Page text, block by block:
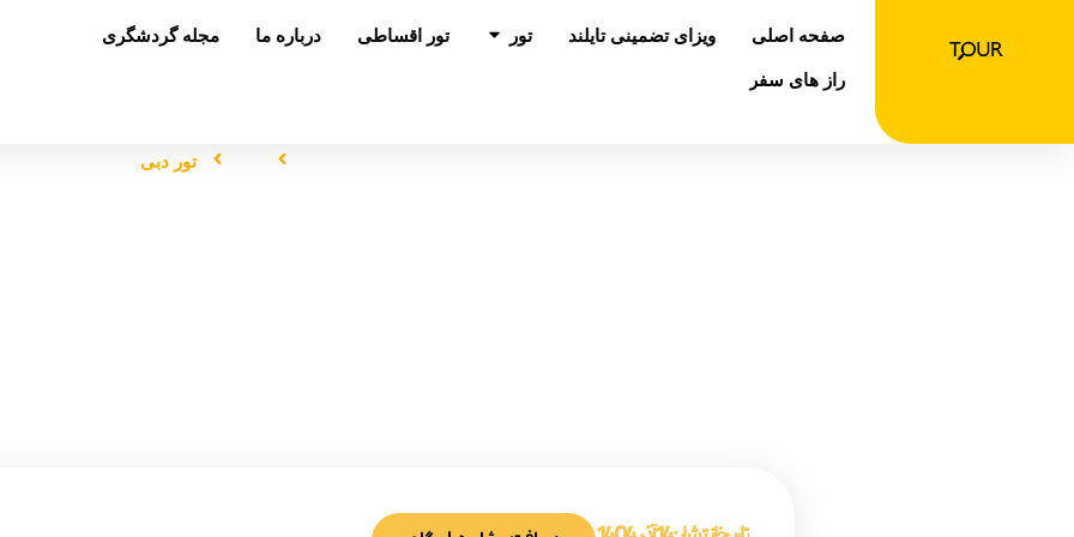
صفحه اصلی ویزای تضمینی تایلند تور باز کردن در تور
تور اقساطی درباره ما
مجله گردشگری
راز های سفر
تور دبی